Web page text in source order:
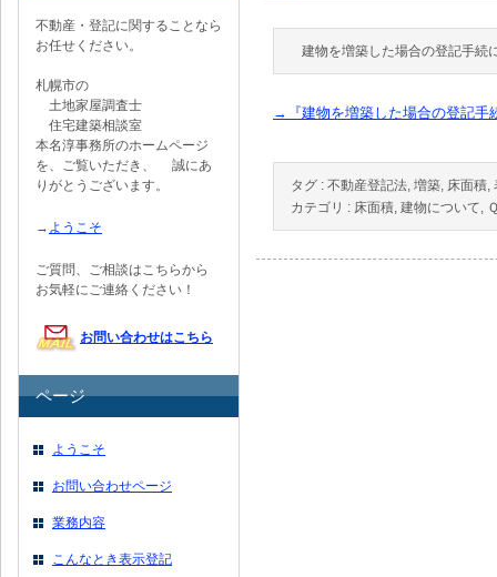
建物を増築した場合の登記手続
→『建物を増築した場合の登記手
タグ : 不動産登記法, 増築, 床面積,
カテゴリ : 床面積, 建物について,
不動産・登記に関することなら
お任せください。
札幌市の
土地家屋調査士
住宅建築相談室
本名淳事務所のホームページ
を、ご覧いただき、 誠にあ
りがとうございます。
→ ようこそ
ご質問、ご相談はこちらから
お気軽にご連絡ください！
お問い合わせはこちら
ページ
ようこそ
お問い合わせページ
業務内容
こんなとき表示登記